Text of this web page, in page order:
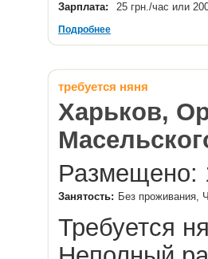
Зарплата: 25 грн./час или
Подробнее
требуется няня
Харьков,
Размещено:
Занятость: Без проживания,
Требуется